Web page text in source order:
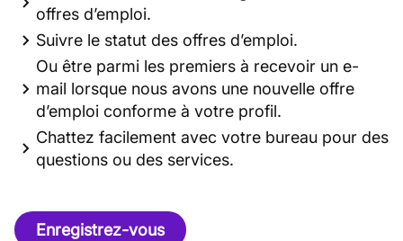
offres d’emploi.
Suivre le statut des offres d’emploi.
Ou être parmi les premiers à recevoir un e-
mail lorsque nous avons une nouvelle offre
d’emploi conforme à votre profil.
Chattez facilement avec votre bureau pour des
questions ou des services.
Enregistrez-vous